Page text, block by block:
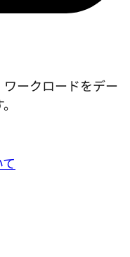
ークロードをデー